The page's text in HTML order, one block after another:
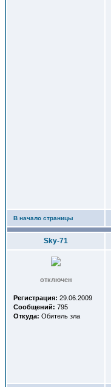
В начало страницы
Sky-71
отключен
Регистрация: 29.06.2009
Сообщений: 795
Откуда: Обитель зла